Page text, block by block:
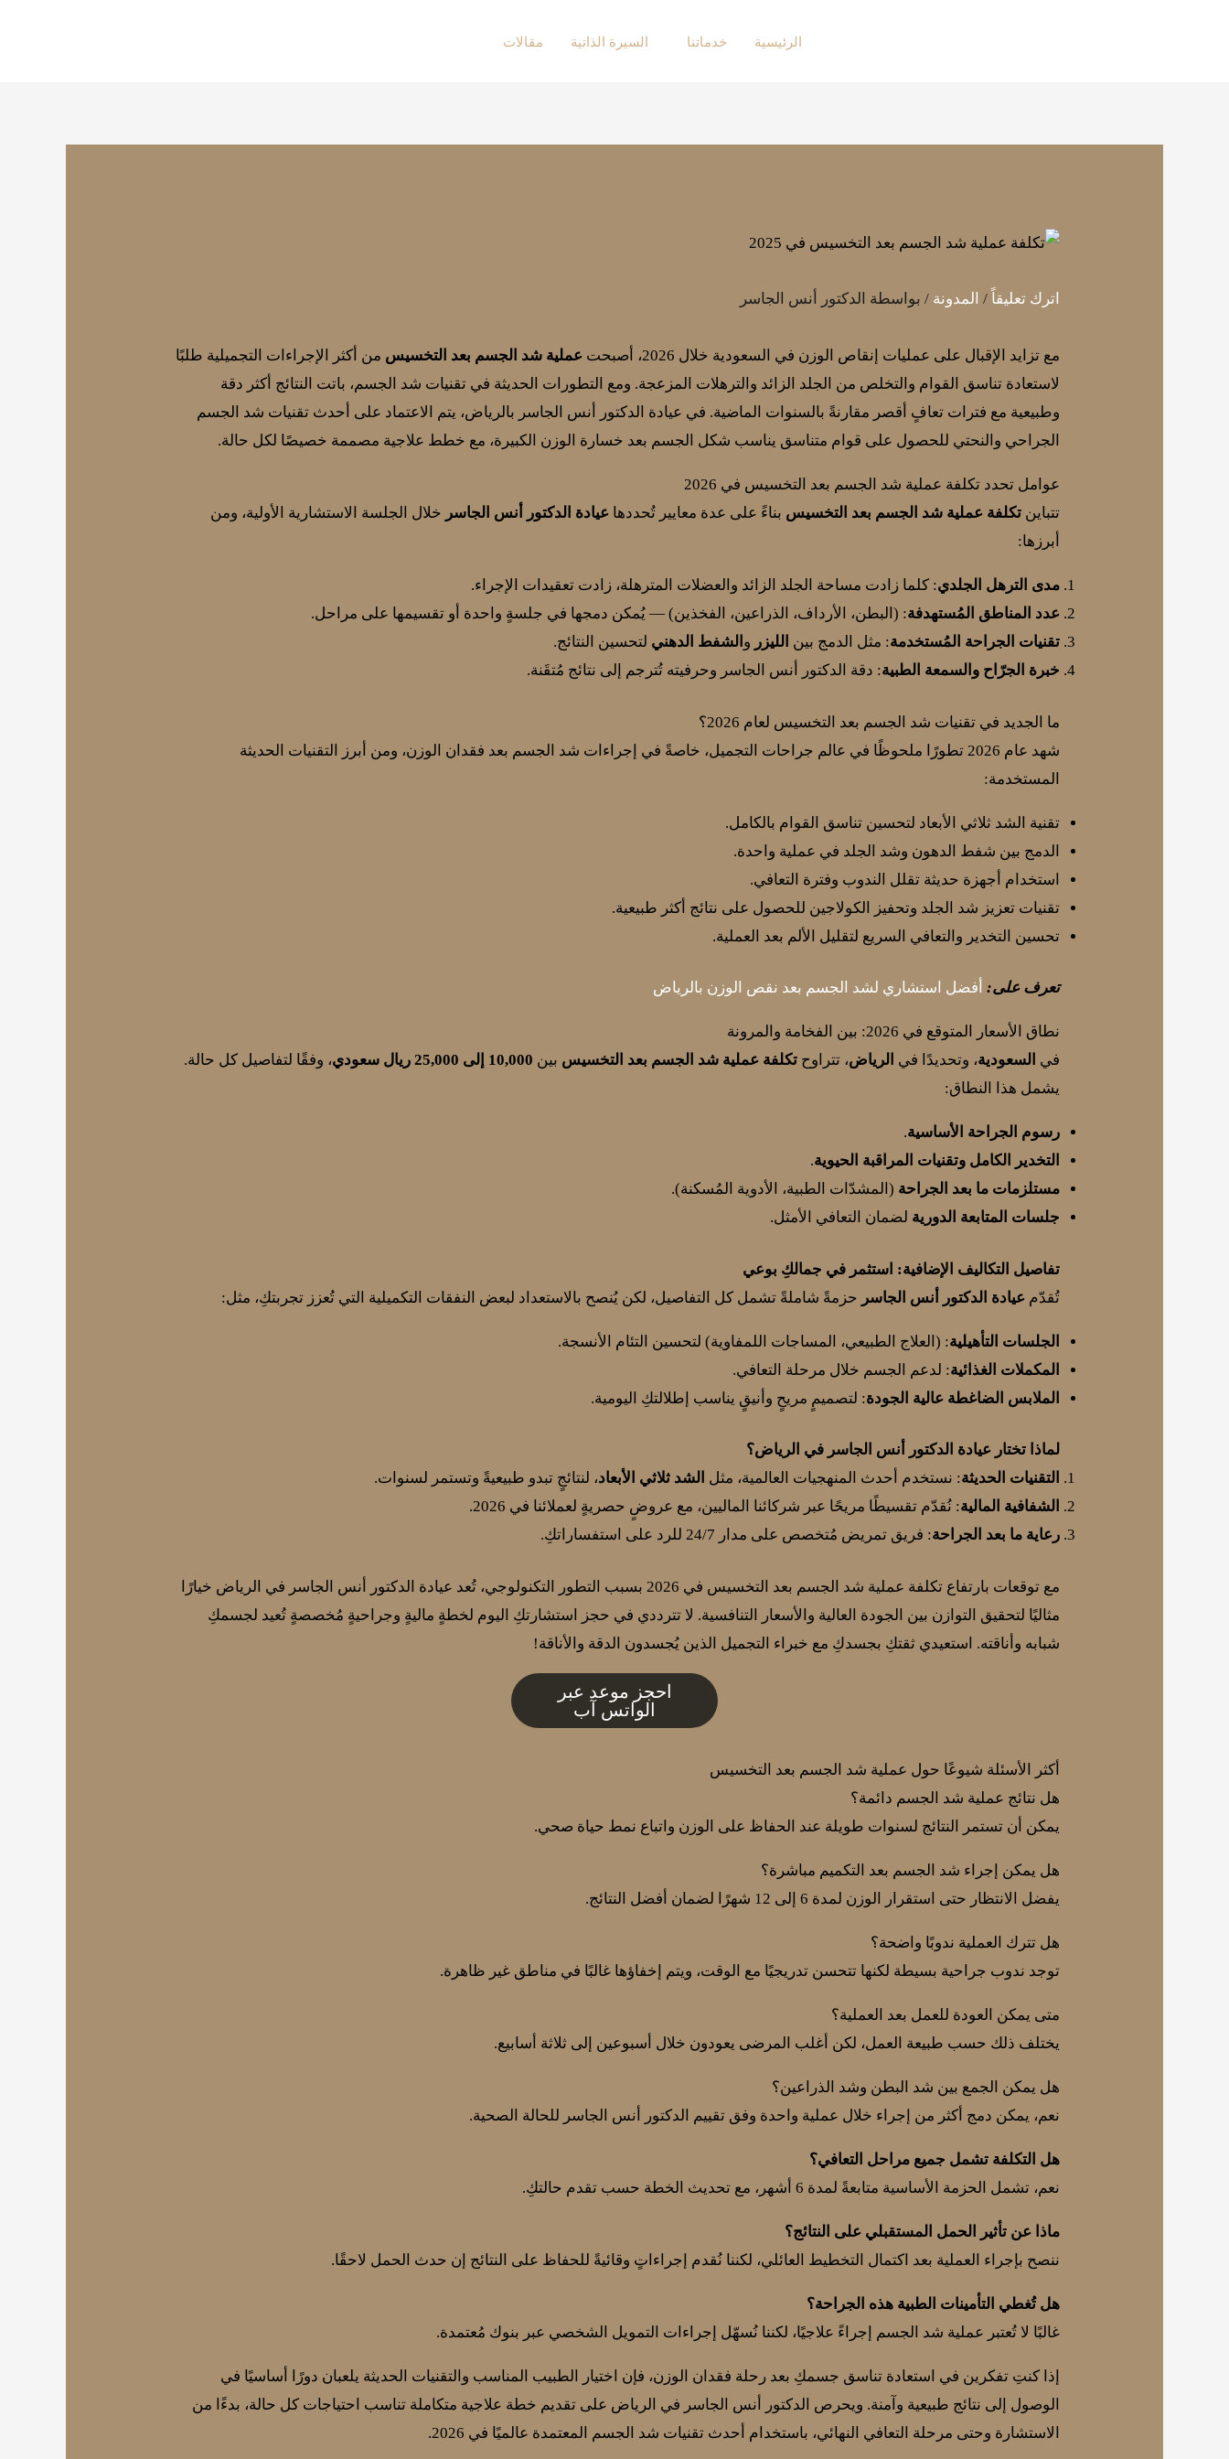
الرئيسية خدماتنا السيرة الذاتية مقالات
اترك تعليقاً / المدونة / بواسطة الدكتور أنس الجاسر
مع تزايد الإقبال على عمليات إنقاص الوزن في السعودية خلال 2026، أصبحت عملية شد الجسم بعد التخسيس من أكثر الإجراءات التجميلية طلبًا
لاستعادة تناسق القوام والتخلص من الجلد الزائد والترهلات المزعجة. ومع التطورات الحديثة في تقنيات شد الجسم، باتت النتائج أكثر دقة
وطبيعية مع فترات تعافٍ أقصر مقارنةً بالسنوات الماضية. في عيادة الدكتور أنس الجاسر بالرياض، يتم الاعتماد على أحدث تقنيات شد الجسم
الجراحي والنحتي للحصول على قوام متناسق يناسب شكل الجسم بعد خسارة الوزن الكبيرة، مع خطط علاجية مصممة خصيصًا لكل حالة.
عوامل تحدد تكلفة عملية شد الجسم بعد التخسيس في 2026
تتباينتكلفة عملية شد الجسم بعد التخسيس بناءً على عدة معايير تُحددها عيادة الدكتور أنس الجاسر خلال الجلسة الاستشارية الأولية، ومن
أبرزها:
مدى الترهل الجلدي: كلما زادت مساحة الجلد الزائد والعضلات المترهلة، زادت تعقيدات الإجراء.
عدد المناطق المُستهدفة: (البطن، الأرداف، الذراعين، الفخذين) — يُمكن دمجها في جلسةٍ واحدة أو تقسيمها على مراحل.
تقنيات الجراحة المُستخدمة: مثل الدمج بين الليزر و الشفط الدهني لتحسين النتائج.
خبرة الجرّاح والسمعة الطبية: دقة الدكتور أنس الجاسر وحرفيته تُترجم إلى نتائج مُتقَنة.
ما الجديد في تقنيات شد الجسم بعد التخسيس لعام 2026؟
شهد عام 2026 تطورًا ملحوظًا في عالم جراحات التجميل، خاصةً في إجراءات شد الجسم بعد فقدان الوزن، ومن أبرز التقنيات الحديثة
المستخدمة:
تقنية الشد ثلاثي الأبعاد لتحسين تناسق القوام بالكامل.
الدمج بين شفط الدهون وشد الجلد في عملية واحدة.
استخدام أجهزة حديثة تقلل الندوب وفترة التعافي.
تقنيات تعزيز شد الجلد وتحفيز الكولاجين للحصول على نتائج أكثر طبيعية.
تحسين التخدير والتعافي السريع لتقليل الألم بعد العملية.
تعرف على: أفضل استشاري لشد الجسم بعد نقص الوزن بالرياض
نطاق الأسعار المتوقع في 2026: بين الفخامة والمرونة
في السعودية، وتحديدًا في الرياض، تتراوحتكلفة عملية شد الجسم بعد التخسيس بين 10,000 إلى 25,000 ريال سعودي
، وفقًا لتفاصيل كل حالة.
يشمل هذا النطاق:
رسوم الجراحة الأساسية.
التخدير الكامل وتقنيات المراقبة الحيوية.
مستلزمات ما بعد الجراحة (المشدّات الطبية، الأدوية المُسكنة).
جلسات المتابعة الدورية لضمان التعافي الأمثل.
تفاصيل التكاليف الإضافية: استثمر في جمالكِ بوعي
تُقدّم عيادة الدكتور أنس الجاسر حزمةً شاملةً تشمل كل التفاصيل، لكن يُنصح بالاستعداد لبعض النفقات التكميلية التي تُعزز تجربتكِ، مثل:
الجلسات التأهيلية: (العلاج الطبيعي، المساجات اللمفاوية) لتحسين التئام الأنسجة.
المكملات الغذائية: لدعم الجسم خلال مرحلة التعافي.
الملابس الضاغطة عالية الجودة: لتصميمٍ مريحٍ وأنيقٍ يناسب إطلالتكِ اليومية.
لماذا تختار عيادة الدكتور أنس الجاسر في الرياض؟
التقنيات الحديثة: نستخدم أحدث المنهجيات العالمية، مثل الشد ثلاثي الأبعاد، لنتائجٍ تبدو طبيعيةً وتستمر لسنوات.
الشفافية المالية: نُقدّم تقسيطًا مريحًا عبر شركائنا الماليين، مع عروضٍ حصريةٍ لعملائنا في 2026.
رعاية ما بعد الجراحة: فريق تمريض مُتخصص على مدار 24/7 للرد على استفساراتكِ.
مع توقعات بارتفاع تكلفة عملية شد الجسم بعد التخسيس في 2026 بسبب التطور التكنولوجي، تُعد عيادة الدكتور أنس الجاسر في الرياض خيارًا
مثاليًا لتحقيق التوازن بين الجودة العالية والأسعار التنافسية. لا تترددي في حجز استشارتكِ اليوم لخطةٍ ماليةٍ وجراحيةٍ مُخصصةٍ تُعيد لجسمكِ
شبابه وأناقته. استعيدي ثقتكِ بجسدكِ مع خبراء التجميل الذين يُجسدون الدقة والأناقة!
احجز موعد عبر
الواتس آب
أكثر الأسئلة شيوعًا حول عملية شد الجسم بعد التخسيس
هل نتائج عملية شد الجسم دائمة؟
يمكن أن تستمر النتائج لسنوات طويلة عند الحفاظ على الوزن واتباع نمط حياة صحي.
هل يمكن إجراء شد الجسم بعد التكميم مباشرة؟
يفضل الانتظار حتى استقرار الوزن لمدة 6 إلى 12 شهرًا لضمان أفضل النتائج.
هل تترك العملية ندوبًا واضحة؟
توجد ندوب جراحية بسيطة لكنها تتحسن تدريجيًا مع الوقت، ويتم إخفاؤها غالبًا في مناطق غير ظاهرة.
متى يمكن العودة للعمل بعد العملية؟
يختلف ذلك حسب طبيعة العمل، لكن أغلب المرضى يعودون خلال أسبوعين إلى ثلاثة أسابيع.
هل يمكن الجمع بين شد البطن وشد الذراعين؟
نعم، يمكن دمج أكثر من إجراء خلال عملية واحدة وفق تقييم الدكتور أنس الجاسر للحالة الصحية.
هل التكلفة تشمل جميع مراحل التعافي؟
نعم، تشمل الحزمة الأساسية متابعةً لمدة 6 أشهر، مع تحديث الخطة حسب تقدم حالتكِ.
ماذا عن تأثير الحمل المستقبلي على النتائج؟
ننصح بإجراء العملية بعد اكتمال التخطيط العائلي، لكننا نُقدم إجراءاتٍ وقائيةً للحفاظ على النتائج إن حدث الحمل لاحقًا.
هل تُغطي التأمينات الطبية هذه الجراحة؟
غالبًا لا تُعتبر عملية شد الجسم إجراءً علاجيًا، لكننا نُسهّل إجراءات التمويل الشخصي عبر بنوك مُعتمدة.
إذا كنتِ تفكرين في استعادة تناسق جسمكِ بعد رحلة فقدان الوزن، فإن اختيار الطبيب المناسب والتقنيات الحديثة يلعبان دورًا أساسيًا في
الوصول إلى نتائج طبيعية وآمنة. ويحرص الدكتور أنس الجاسر في الرياض على تقديم خطة علاجية متكاملة تناسب احتياجات كل حالة، بدءًا من
الاستشارة وحتى مرحلة التعافي النهائي، باستخدام أحدث تقنيات شد الجسم المعتمدة عالميًا في 2026.